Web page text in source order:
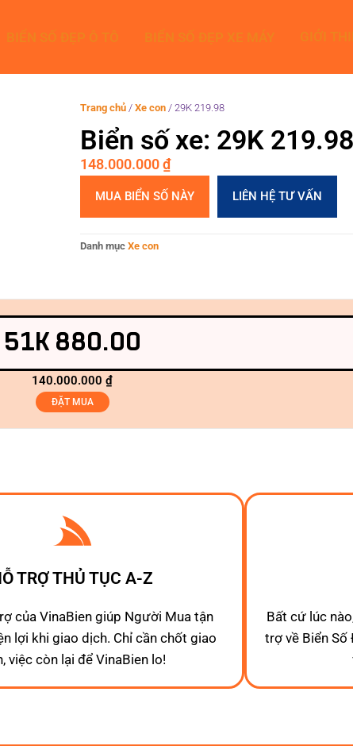
Trang chủ / Xe con / 29K 219.98
Biển số xe: 29K 219.98
148.000.000₫
MUA BIỂN SỐ NÀY LIÊN HỆ TƯ VẤN
Danh mục Xe con
51K 880.00
140.000.000 ₫
ĐẶT MUA
TRỢ THỦ TỤC A-Z
của VinaBien giúp Người Mua tận
lợi khi giao dịch. Chỉ cần chốt giao
việc còn lại để VinaBien lo!
Bất cứ lúc
trợ về Biển Số